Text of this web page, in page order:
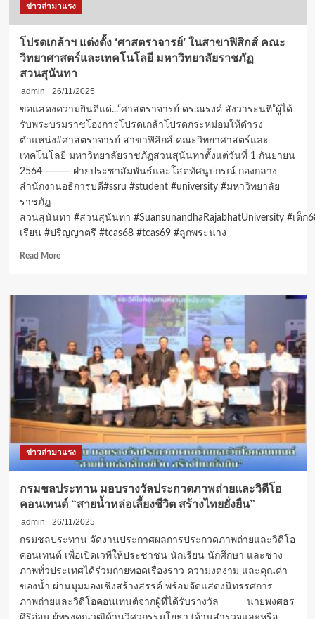
2025
ข่าวล่ามาแรง
โปรดเกล้าฯ แต่งตั้ง ‘ศาสตราจารย์’ ในสาขาฟิสิกส์ คณะ
วิทยาศาสตร์และเทคโนโลยี มหาวิทยาลัยราชภัฏ
สวนสุนันทา
admin
26/11/2025
ขอแสดงความยินดีแด่...“ศาสตราจารย์ ดร.ณรงค์ สังวาระนที”ผู้ได้
รับพระบรมราชโองการโปรดเกล้าโปรดกระหม่อมให้ดำรง
ตำแหน่ง#ศาสตราจารย์ สาขาฟิสิกส์ คณะวิทยาศาสตร์และ
เทคโนโลยี มหาวิทยาลัยราชภัฏสวนสุนันทาตั้งแต่วันที่ 1 กันยายน
2564⸻ ฝ่ายประชาสัมพันธ์และโสตทัศนูปกรณ์ กองกลาง
สำนักงานอธิการบดี#ssru #student #university #มหาวิทยาลัย
ราชภัฏ
สวนสุนันทา #สวนสุนันทา #SuansunandhaRajabhatUniversity #เด็ก
เรียน #ปริญญาตรี #tcas68 #tcas69 #ลูกพระนาง
Read MoreRead
โปรด
‘ศาสตราจารย์’
ใน
สาขา
ฟิสิกส์
คณะ
วิทยาศาสตร์
และ
เทคโนโลยี
มหาวิทยาลัย
ราชภัฏ
ข่าวล่ามาแรง
กรมชลประทาน มอบรางวัลประกวดภาพถ่ายและวิดีโอ
คอนเทนต์ “สายน้ำหล่อเลี้ยงชีวิต สร้างไทยยั่งยืน”
admin
26/11/2025
กรมชลประทาน จัดงานประกาศผลการประกวดภาพถ่ายและวิดีโอ
คอนเทนต์ เพื่อเปิดเวทีให้ประชาชน นักเรียน นักศึกษา และช่าง
ภาพทั่วประเทศได้ร่วมถ่ายทอดเรื่องราว ความงดงาม และคุณค่า
ของน้ำ ผ่านมุมมองเชิงสร้างสรรค์ พร้อมจัดแสดงนิทรรศการ
ภาพถ่ายและวิดีโอคอนเทนต์จากผู้ที่ได้รับรางวัล นายพงศธร